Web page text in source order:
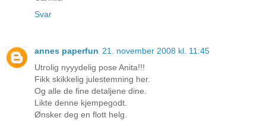
Svar
annes paperfun 21. november 2008 kl. 11:45
Utrolig nyyydelig pose Anita!!!
Fikk skikkelig julestemning her.
Og alle de fine detaljene dine.
Likte denne kjempegodt.
Ønsker deg en flott helg.